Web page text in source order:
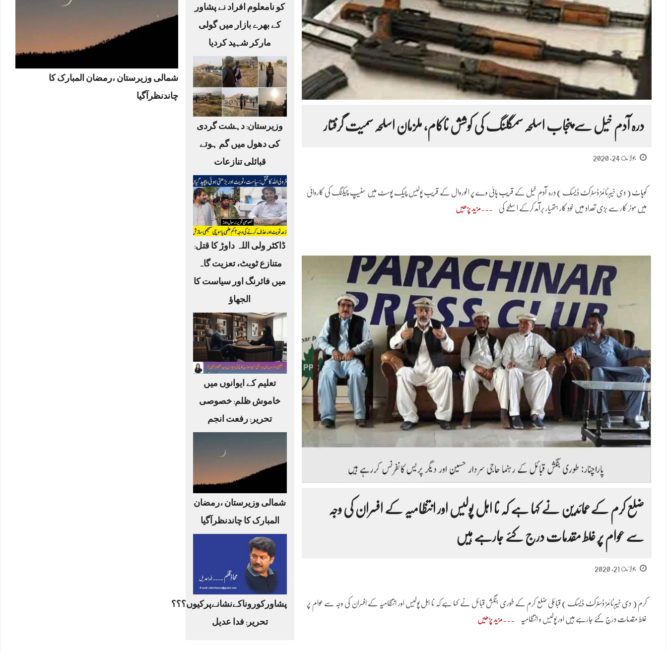
شمالی وزیرستان ،رمضان المبارک کا
چاندنظرآگیا
کو نامعلوم افراد نے پشاور
کے بھرے بازار میں گولی
مارکر شہید کردیا
وزیرستان: دہشت گردی
کی دھول میں گم ہوتے
قبائلی تنازعات
ڈاکٹر ولی اللہ داوڑ کا قتل:
متنازع ٹویٹ، تعزیت گاہ
میں فائرنگ اور سیاست کا
الجھاؤ
تعلیم کے ایوانوں میں
خاموش ظلم: خصوصی
تحریر: رفعت انجم
شمالی وزیرستان ،رمضان
المبارک کا چاندنظرآگیا
پشاورکوروناکےنشانےپرکیوں؟؟؟
تحریر: فدا عدیل
درہ آدم خیل سے پنجاب اسلحہ سمگلنگ کی کوشش ناکام، ملزمان اسلحہ سمیت گرفتار
جولائ 24, 2020
کوہاٹ ( دی خیبرٹائمز ڈسٹرکٹ ڈیسک ) درہ آدم خیل کے قریب ہائی وے پر اخوروال کے قریب پولیس چیک پوسٹ میں سنیپ چیکنگ کی کاروائی
میں موٹر کار سے بڑی تعداد میں خود کار ہتھیار برآمد کرکے اسلحے کی مزید پڑھیں
ضلع کرم کےعمائدین نے کہا ہے کہ نا اہل پولیس اور انتظامیہ کے افسران کی وجہ
سے عوام پر غلط مقدمات درج کئے جارہے ہیں
جولائ 21, 2020
کرم ( دی خیبرٹائمز ڈسٹرکٹ ڈیسک ) قبائلی ضلع کرم کے طوری بنگش قبائل نے کہا ہے کہ نا اہل پولیس اور انتظامیہ کے افسران کی وجہ سے عوام پر
غلط مقدمات درج کئے جارہے ہیں اور پولیس و انتظامیہ مزید پڑھیں